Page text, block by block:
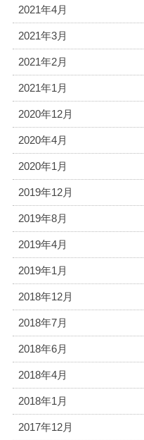
2021年4月
2021年3月
2021年2月
2021年1月
2020年12月
2020年4月
2020年1月
2019年12月
2019年8月
2019年4月
2019年1月
2018年12月
2018年7月
2018年6月
2018年4月
2018年1月
2017年12月